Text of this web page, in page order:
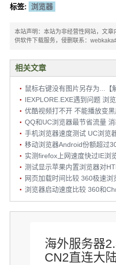
标签: 浏览器
本站声明：本站为非经营性网站，文
供软件下载服务，侵删联系：
相关文章
鼠标右键没有图片另存为...【
IEXPLORE.EXE遇到问题 浏
优酷视频打不开 不能播放变黑
QQ和UC浏览器最节省流量
手机浏览器速度测试 UC浏览
移动浏览器Android份额超过
实测firefox上网速度快过IE浏
测试显示苹果内置浏览器对
网页加载时间比较 360极速浏
浏览器启动速度比较 360和
海外服务器
CN2直连大